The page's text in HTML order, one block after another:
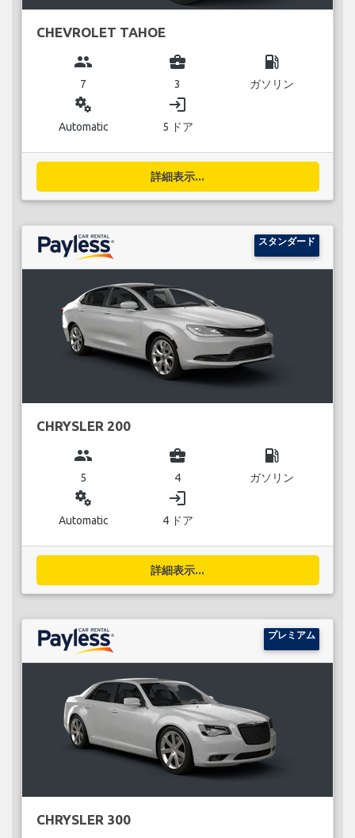
CHEVROLET TAHOE
group
7
business_center
3
local_gas_station
ガソリン
miscellaneous_services
Automatic
login
5 ドア
詳細表示...
スタンダード
CHRYSLER 200
group
5
business_center
4
local_gas_station
ガソリン
miscellaneous_services
Automatic
login
4 ドア
詳細表示...
プレミアム
CHRYSLER 300